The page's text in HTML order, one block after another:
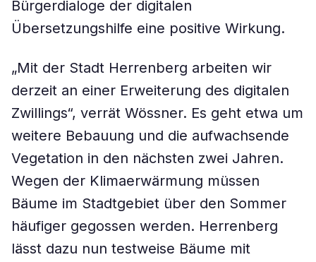
Bürgerdialoge der digitalen
Übersetzungshilfe eine positive Wirkung.
„Mit der Stadt Herrenberg arbeiten wir
derzeit an einer Erweiterung des digitalen
Zwillings“, verrät Wössner. Es geht etwa um
weitere Bebauung und die aufwachsende
Vegetation in den nächsten zwei Jahren.
Wegen der Klimaerwärmung müssen
Bäume im Stadtgebiet über den Sommer
häufiger gegossen werden. Herrenberg
lässt dazu nun testweise Bäume mit